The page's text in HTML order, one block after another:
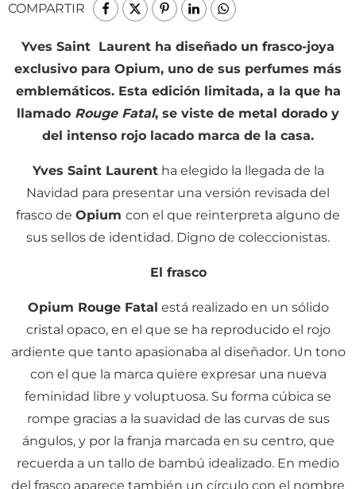
COMPARTIR
Yves Saint Laurent ha diseñado un frasco-joya
exclusivo para Opium, uno de sus perfumes más
emblemáticos. Esta edición limitada, a la que ha
llamado Rouge Fatal, se viste de metal dorado y
del intenso rojo lacado marca de la casa.
Yves Saint Laurentha elegido la llegada de la
Navidad para presentar una versión revisada del
frasco de Opium con el que reinterpreta alguno de
sus sellos de identidad. Digno de coleccionistas.
El frasco
Opium Rouge Fatal está realizado en un sólido
cristal opaco, en el que se ha reproducido el rojo
ardiente que tanto apasionaba al diseñador. Un tono
con el que la marca quiere expresar una nueva
feminidad libre y voluptuosa. Su forma cúbica se
rompe gracias a la suavidad de las curvas de sus
ángulos, y por la franja marcada en su centro, que
recuerda a un tallo de bambú idealizado. En medio
del frasco aparece también un círculo con el nombre